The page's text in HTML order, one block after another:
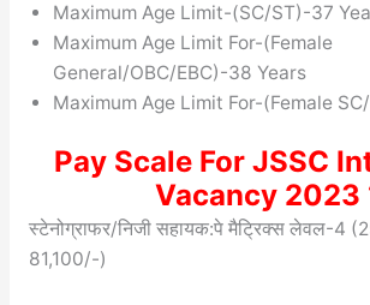
Maximum Age Limit-(SC/ST)-37
Maximum Age Limit For-(Female
General/OBC/EBC)-38 Years
Maximum Age Limit For-(Female
Pay Scale For JSSC
Vacancy 2023
स्टेनोग्राफर/निजी सहायक:पे मैट्रिक्स लेवल-4
81,100/-)